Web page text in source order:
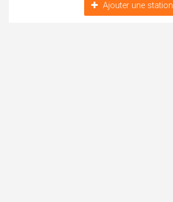
Ajouter une station